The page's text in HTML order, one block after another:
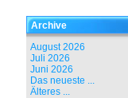
Archive
August 2026
Juli 2026
Juni 2026
Das neueste ...
Älteres ...